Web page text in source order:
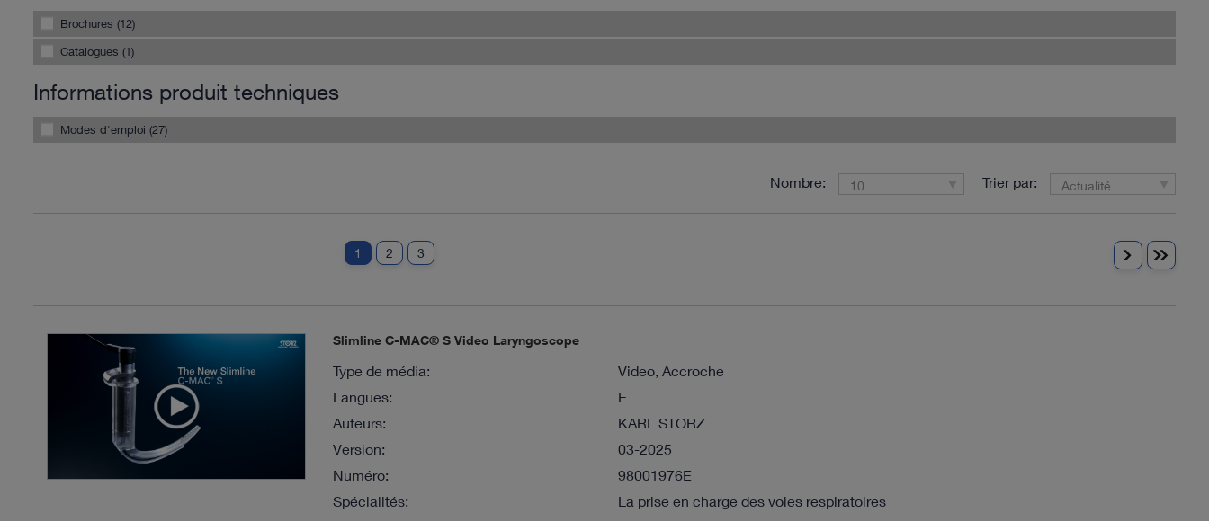
Brochures (12)
Catalogues (1)
Informations produit techniques
Modes d'emploi (27)
Trier par: Actualité
Nombre: 10
1 2 3
Slimline C-MAC® S Video Laryngoscope
Type de média:
Video, Accroche
Langues:
E
Auteurs:
KARL STORZ
Version:
03-2025
Numéro:
98001976E
Spécialités:
La prise en charge des voies respiratoires